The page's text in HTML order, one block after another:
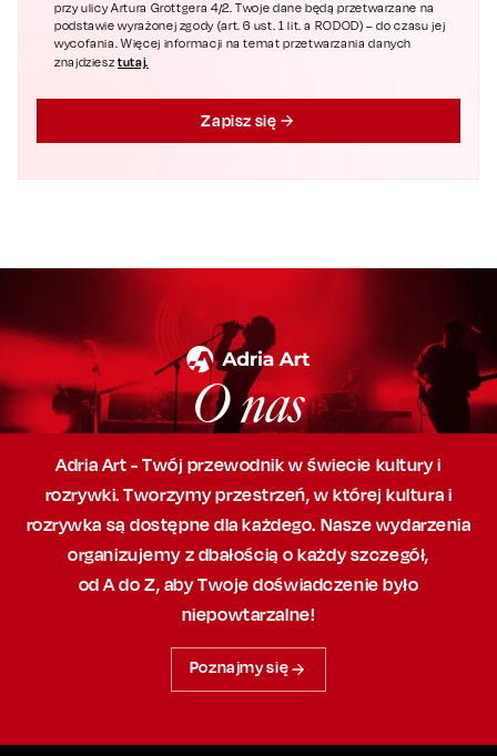
przy ulicy Artura Grottgera 4/2. Twoje dane będą przetwarzane na
podstawie wyrażonej zgody (art. 6 ust. 1 lit. a RODOD) – do czasu jej
wycofania. Więcej informacji na temat przetwarzania danych
znajdziesztutaj.
Zapisz się
O nas
Adria Art - Twój przewodnik w świecie kultury i
rozrywki. Tworzymy przestrzeń,w której kultura i
rozrywka są dostępne dla każdego. Nasze wydarzenia
organizujemy z dbałością o każdy szczegół,
od A do Z, abyTwoje doświadczenie było
niepowtarzalne!
Poznajmy się